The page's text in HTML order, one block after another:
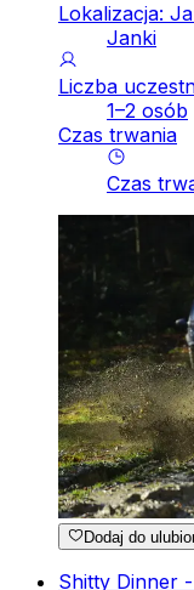
Lokalizacja:
Janki
Liczba
1–2 osób
Czas trwania
Czas
Dodaj do
Shitty Dinner